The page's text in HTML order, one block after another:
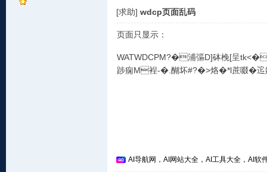
[求助] wdcp页面乱码
页面只显示：
WATWDCPM?�浦彄D]砵梚[呈tk<�
踄痫M裎-�.醐坏#?�>烙�*l蔗啜�迱
AI导航网，AI网站大全，AI工具大全，AI软